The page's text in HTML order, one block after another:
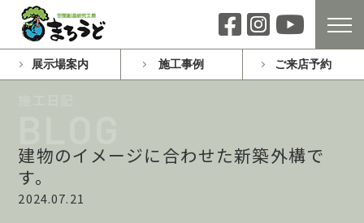
展示場案内 施工事例 ご来店予約
建物のイメージに合わせた新築外構で
す。
2024.07.21